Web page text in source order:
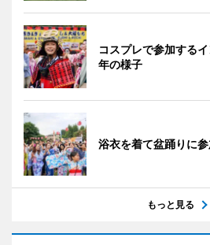
コスプレで参加する
年の様子
浴衣を着て盆踊りに
もっと見る